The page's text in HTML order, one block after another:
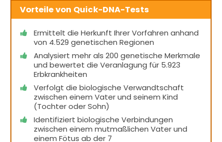
Vorteile von Quick-DNA-Tests
Ermittelt die Herkunft Ihrer Vorfahren anhand
von 4.529 genetischen Regionen
Analysiert mehr als 200 genetische Merkmale
und bewertet die Veranlagung für 5.923
Erbkrankheiten
Verfolgt die biologische Verwandtschaft
zwischen einem Vater und seinem Kind
(Tochter oder Sohn)
Identifiziert biologische Verbindungen
zwischen einem mutmaßlichen Vater und
einem Fötus ab der 7